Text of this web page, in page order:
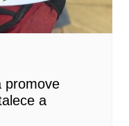
promove
a